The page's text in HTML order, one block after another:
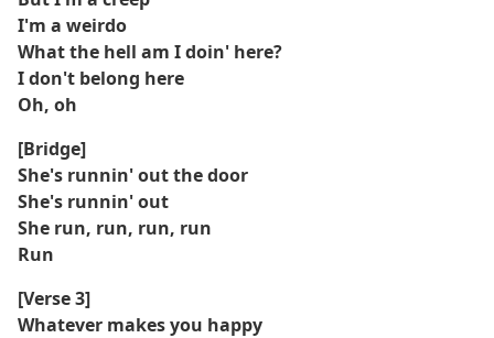
I'm a weirdo
What the hell am I doin' here?
I don't belong here
Oh, oh
[Bridge]
She's runnin' out the door
She's runnin' out
She run, run, run, run
Run
[Verse 3]
Whatever makes you happy